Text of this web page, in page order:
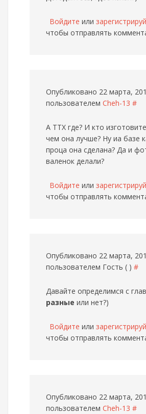
Войдите или
чтобы отправлять
Опубликовано 22 марта,
пользователем Cheh-13 #
А ТТХ где? И кто
чем она лучше? Ну иа базе
проца она сделана? Да и
валенок делали?
Войдите или
чтобы отправлять
Опубликовано 22 марта,
пользователем Гость ( ) #
Давайте определимся с
разные или нет?)
Войдите или
чтобы отправлять
Опубликовано 22 марта,
пользователем Cheh-13 #